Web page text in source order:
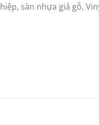
sàn nhựa giả gỗ,